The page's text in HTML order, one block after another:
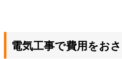
電気工事で費用をお